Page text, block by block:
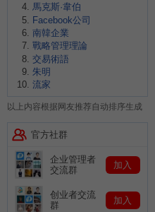
馬克斯·韋伯
Facebook公司
南韓企業
戰略管理理論
交易術語
朱明
流家
以上内容根据网友推荐自动排序生成
官方社群
企业管理者
交流群
加入
创业者交流
群
加入